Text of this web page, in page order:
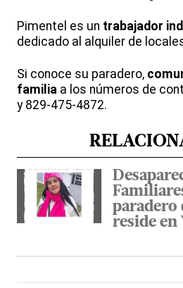
Pimentel es un trabajador
dedicado al alquiler de
Si conoce su paradero,
familia a los números de
y 829-475-4872.
paradero
reside en